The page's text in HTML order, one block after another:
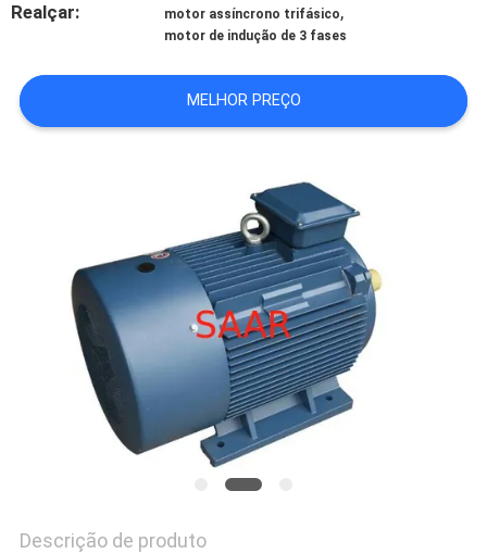
MAPA
DO
SITE
Realçar: motor assíncrono trifásico,
motor de indução de 3 fases
MELHOR PREÇO
Descrição de produto